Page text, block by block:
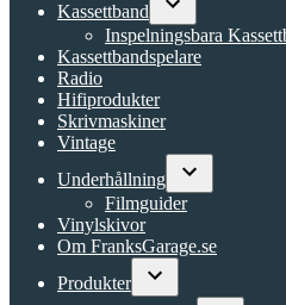
Kassettband
Open
dropdown
menu
Inspelningsbara
Kassettbandspelare
Radio
Hifiprodukter
Skrivmaskiner
Vintage
Underhållning
Open
Filmguider
Vinylskivor
Om FranksGarage.se
Produkter
Open